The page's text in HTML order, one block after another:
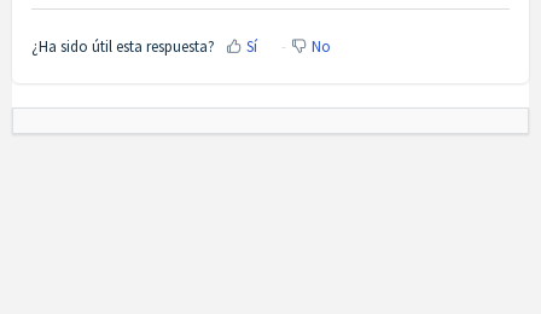
¿Ha sido útil esta respuesta? Sí No